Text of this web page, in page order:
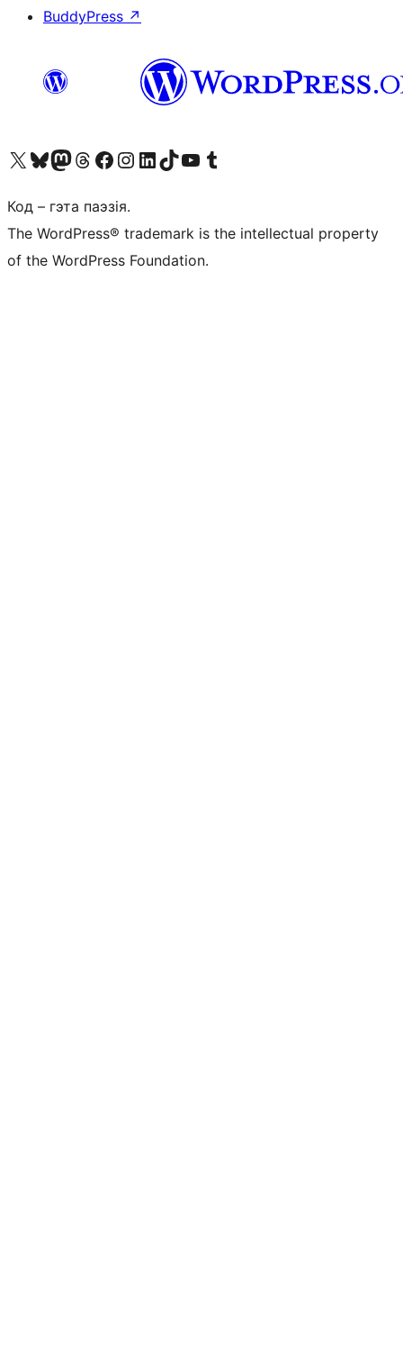
BuddyPress ↗
Наведайце наш акаўнт у X (былы Twitter)
Visit our Bluesky account
Visit our Mastodon account
Visit our Threads account
Наведаеце нашу старонку на Facebook
Наведайце наш Instagram
Наведайце нашу старонку ў LinkedIn
Visit our TikTok account
Наведайце наш YouTube каналVisit our Tumblr account
Код – гэта паэзія.
The WordPress® trademark is the intellectual property
of the WordPress Foundation.